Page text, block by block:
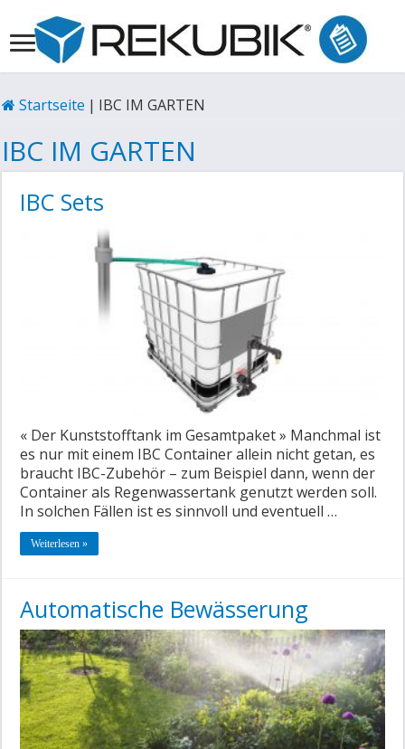
Startseite | IBC IM GARTEN
IBC IM GARTEN
IBC Sets
« Der Kunststofftank im Gesamtpaket » Manchmal ist
es nur mit einem IBC Container allein nicht getan, es
braucht IBC-Zubehör – zum Beispiel dann, wenn der
Container als Regenwassertank genutzt werden soll.
In solchen Fällen ist es sinnvoll und eventuell …
Weiterlesen »
Automatische Bewässerung